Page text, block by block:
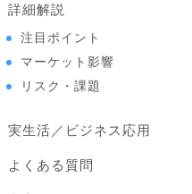
詳細解説
注目ポイント
マーケット影響
リスク・課題
実生活／ビジネス応用
よくある質問